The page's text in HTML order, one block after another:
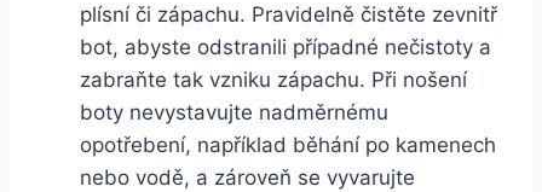
plísní či zápachu. Pravidelně ⁤čistěte zevnitř
bot, abyste odstranili případné nečistoty ‌a‌
zabraňte tak vzniku zápachu. Při nošení
⁢boty nevystavujte nadměrnému
opotřebení, například běhání po kamenech
nebo vodě, a zároveň⁢ se vyvarujte